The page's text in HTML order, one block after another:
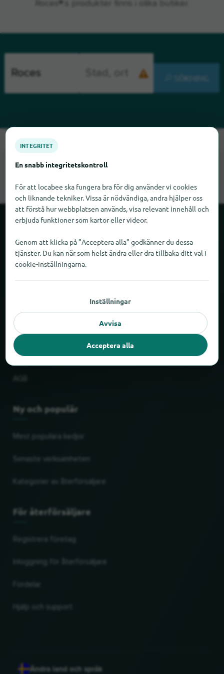
Roces®:s produkter finns i olika butiker.
SÖKNING
Tyvärr kan vi inte hitta Roces just nu. Om du vet var Roces
finns skulle vi bli glada om du meddelade oss det.
Om locabee
Fakta och siffror
Tryck
Skydd av personuppgifter
Ny och populär
Senaste verksamheten
Kategorier av återförsäljare
För återförsäljare
Inloggning för återförsäljare
Fördelar
Ändra land och språk
INTEGRITET
En snabb integritetskontroll
För att locabee ska fungera bra för dig använder vi cookies
och liknande tekniker. Vissa är nödvändiga, andra hjälper oss
att förstå hur webbplatsen används, visa relevant innehåll och
erbjuda funktioner som kartor eller videor.
Genom att klicka på ”Acceptera alla” godkänner du dessa
tjänster. Du kan när som helst ändra eller dra tillbaka ditt val i
cookie-inställningarna.
Inställningar
Avvisa
Acceptera alla